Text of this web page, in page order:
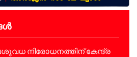
നിരോധനത്തിന് കേന്ദ്ര